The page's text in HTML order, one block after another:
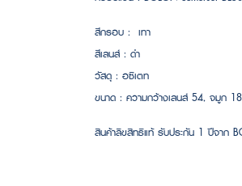
สีกรอบ : เทา
สีเลนส์ : ดำ
วัสดุ : อซิเตท
ขนาด : ความกว้างเลนส์ 54, จมูก
สินค้าลิขสิทธิแท้ รับประกัน 1 ปีจาก